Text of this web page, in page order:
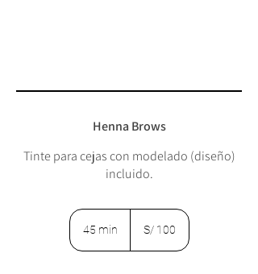
Henna Brows
Tinte para cejas con modelado (diseño)
incluido.
45 min
peruanos
S/ 100